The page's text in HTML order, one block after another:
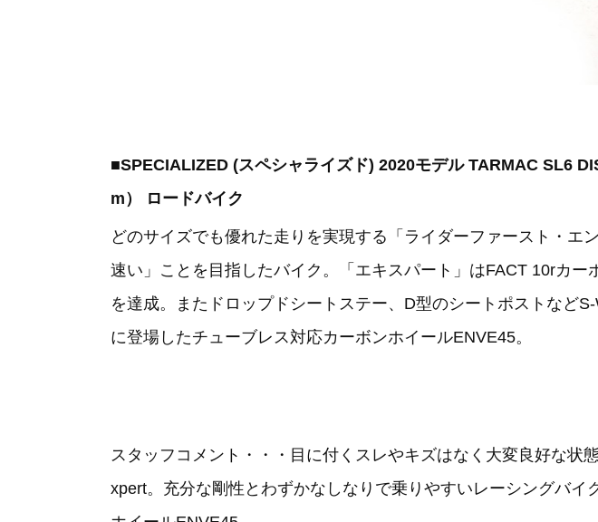
■SPECIALIZED (スペシャライズド) 2020モデル TARMAC SL6
m） ロードバイク
どのサイズでも優れた走りを実現する「ライダーファースト・
速い」ことを目指したバイク。「エキスパート」はFACT 10rカ
を達成。またドロップドシートステー、D型のシートポストなど
に登場したチューブレス対応カーボンホイールENVE45。
スタッフコメント・・・目に付くスレやキズはなく大変良好な
xpert。充分な剛性とわずかなしなりで乗りやすいレーシングバ